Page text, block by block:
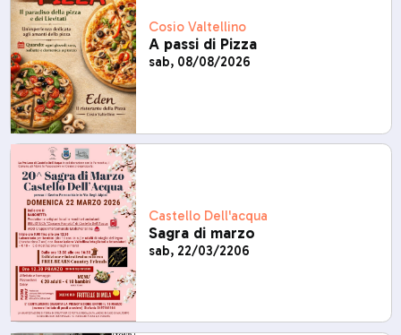
Cosio Valtellino
A passi di Pizza
sab, 08/08/2026
Castello Dell'acqua
Sagra di marzo
sab, 22/03/2206